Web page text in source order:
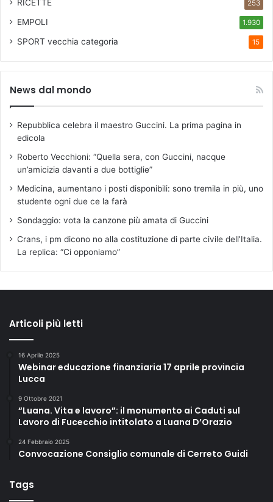
RICETTE 253
EMPOLI 1.930
SPORT vecchia categoria 15
News dal mondo
Repubblica celebra il maestro Guccini. La prima pagina in
edicola
Roberto Vecchioni: “Quella sera, con Guccini, nacque
un’amicizia davanti a due bottiglie”
Medicina, aumentano i posti disponibili: sono tremila in più, uno
studente ogni due ce la farà
Sondaggio: vota la canzone più amata di Guccini
Crans, i pm dicono no alla costituzione di parte civile dell’Italia.
La replica: “Ci opponiamo”
Articoli più letti
16 Aprile 2025
Webinar educazione finanziaria 17 aprile provincia
Lucca
9 Ottobre 2021
“Luana. Vita e lavoro”: il monumento ai Caduti sul
Lavoro di Fucecchio intitolato a Luana D’Orazio
24 Febbraio 2025
Convocazione Consiglio comunale di Cerreto Guidi
Tags